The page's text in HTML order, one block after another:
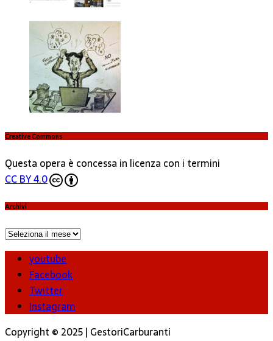
Creative Commons
Questa opera è concessa in licenza con i termini
CC BY 4.0
Archivi
Archivi
youtube
Facebook
Twitter
Instagram
Copyright © 2025 | GestoriCarburanti